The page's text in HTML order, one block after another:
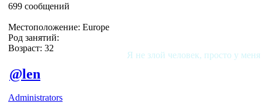
699 сообщений
Местоположение: Europe
Род занятий:
Возраст: 32
Я не злой человек, просто у
@len
Administrators